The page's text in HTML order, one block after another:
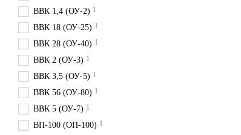
ВВК 1,4 (ОУ-2) 1
ВВК 18 (ОУ-25) 1
ВВК 28 (ОУ-40) 1
ВВК 2 (ОУ-3) 1
ВВК 3,5 (ОУ-5) 1
ВВК 56 (ОУ-80) 1
ВВК 5 (ОУ-7) 1
ВП-100 (ОП-100) 1